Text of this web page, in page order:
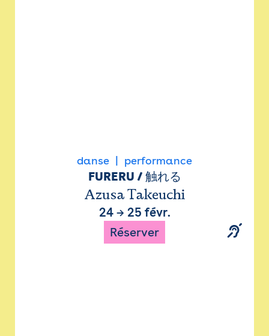
danse performance
FURERU / 触れる
Azusa Takeuchi
24→ 25 févr.
Réserver